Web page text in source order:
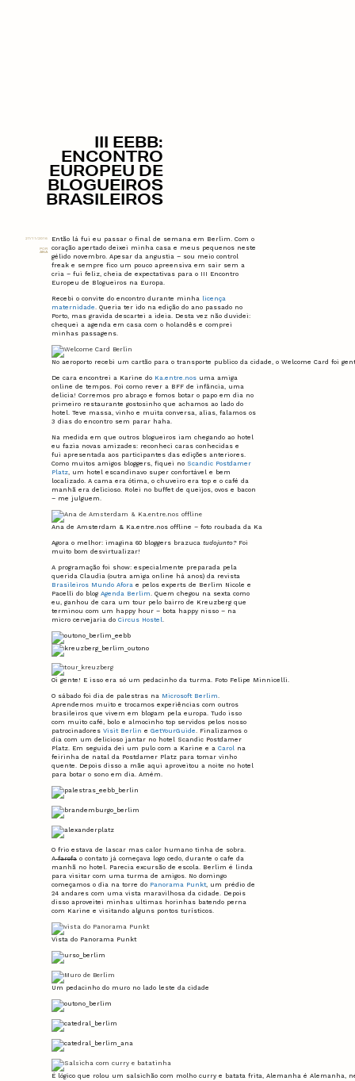
III EEBB:
ENCONTRO
EUROPEU DE
BLOGUEIROS
BRASILEIROS
27/11/2016
POR
ANA
Então lá fui eu passar o final de semana em Berlim. Com o
coração apertado deixei minha casa e meus pequenos neste
gélido novembro. Apesar da angustia – sou meio control
freak e sempre fico um pouco apreensiva em sair sem a
cria – fui feliz, cheia de expectativas para o III Encontro
Europeu de Blogueiros na Europa.
Recebi o convite do encontro durante minha licença
maternidade. Queria ter ido na edição do ano passado no
Porto, mas gravida descartei a ideia. Desta vez não duvidei:
chequei a agenda em casa com o holandês e comprei
minhas passagens.
No aeroporto recebi um cartão para o transporte publico da cidade, o Welcome Card foi
De cara encontrei a Karine do Ka.entre.nosuma amiga
online de tempos. Foi como rever a BFF de infância, uma
delicia! Corremos pro abraço e fomos botar o papo em dia no
primeiro restaurante gostosinho que achamos ao lado do
hotel. Teve massa, vinho e muita conversa, alias, falamos os
3 dias do encontro sem parar haha.
Na medida em que outros blogueiros iam chegando ao hotel
eu fazia novas amizades: reconheci caras conhecidas e
fui apresentada aos participantes das edições anteriores.
Como muitos amigos bloggers, fiquei no Scandic Postdamer
Platz, um hotel escandinavo super confortável e bem
localizado. A cama era ótima, o chuveiro era top e o café da
manhã era delicioso. Rolei no buffet de queijos, ovos e bacon
– me julguem.
Ana de Amsterdam & Ka.entre.nos offline – foto roubada da Ka
Agora o melhor: imagina 60 bloggers brazuca tudojunto? Foi
muito bom desvirtualizar!
A programação foi show: especialmente preparada pela
querida Claudia (outra amiga online há anos) da revista
Brasileiros Mundo Afora e pelos experts de Berlim Nicole e
Pacelli do blog Agenda Berlim
. Quem chegou na sexta como
eu, ganhou de cara um tour pelo bairro de Kreuzberg que
terminou com um happy hour – bota happy nisso – na
micro cervejaria do Circus Hostel
Oi gente! E isso era só um pedacinho da turma. Foto Felipe Minnicelli.
O sábado foi dia de palestras na Microsoft Berlim.
Aprendemos muito e trocamos experiências com outros
brasileiros que vivem em blogam pela europa. Tudo isso
com muito café, bolo e almocinho top servidos pelos nosso
patrocinadores Visit Berlin e GetYourGuide. Finalizamos o
dia com um delicioso jantar no hotel Scandic Postdamer
Platz. Em seguida dei um pulo com a Karine e a Carolna
feirinha de natal da Postdamer Platz para tomar vinho
quente. Depois disso a mãe aqui aproveitou a noite no hotel
para botar o sono em dia. Amém.
O frio estava de lascar mas calor humano tinha de sobra.
Afarofao contato já começava logo cedo, durante o cafe da
manhã no hotel. Parecia excursão de escola. Berlim é linda
para visitar com uma turma de amigos. No domingo
começamos o dia na torre do Panorama Punkt, um prédio de
24 andares com uma vista maravilhosa da cidade. Depois
disso aproveitei minhas ultimas horinhas batendo perna
com Karine e visitando alguns pontos turísticos.
Vista do Panorama Punkt
Um pedacinho do muro no lado leste da cidade
É lógico que rolou um salsichão com molho curry e batata frita, Alemanha é Alemanha,